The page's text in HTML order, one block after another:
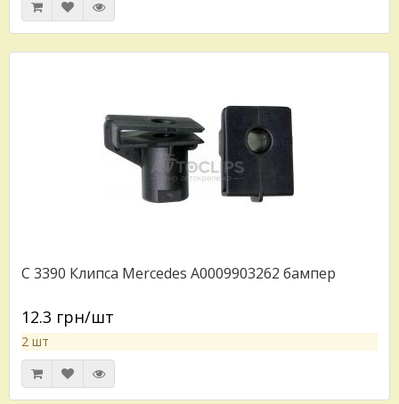
C 3390 Клипса Mercedes A0009903262 бампер
12.3 грн/шт
2 шт